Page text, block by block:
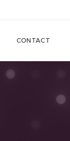
CONTACT